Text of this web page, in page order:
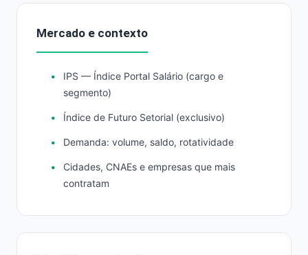
Mercado e contexto
IPS — Índice Portal Salário (cargo e
segmento)
Índice de Futuro Setorial (exclusivo)
Demanda: volume, saldo, rotatividade
Cidades, CNAEs e empresas que mais
contratam